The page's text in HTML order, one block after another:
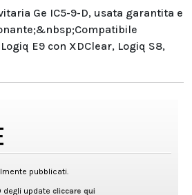
Ge IC5-9-D, usata garantita e
E9 con XDClear, Logiq S8,